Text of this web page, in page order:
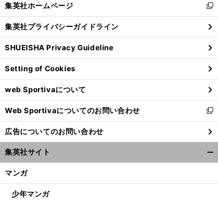
閉
る
集英社ホームページ
新
し
い
ウ
ィ
ン
ド
ウ
で
開
く
集英社プライバシーガイドライン
SHUEISHA Privacy Guideline
Setting of Cookies
web Sportivaについて
Web Sportivaについてのお問い合わせ
新
し
い
ウ
ィ
ン
ウ
広告についてのお問い合わせ
集英社サイト
マンガ
少年マンガ